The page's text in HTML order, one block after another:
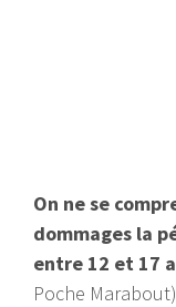
On ne se
dommages la
entre 12 et 17
Poche